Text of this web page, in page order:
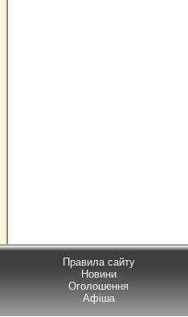
Правила сайту
Новини
Оголошення
Афіша